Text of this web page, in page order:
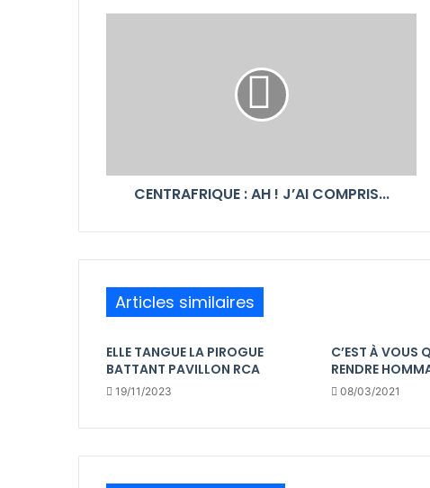
CENTRAFRIQUE : AH ! J’AI COMPRIS...
Articles similaires
ELLE TANGUE LA PIROGUE
BATTANT PAVILLON RCA
19/11/2023
C’EST À VOUS
RENDRE
08/03/2021